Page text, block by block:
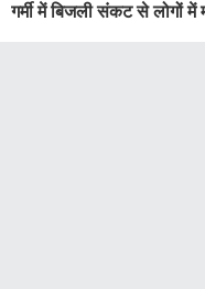
गर्मी में बिजली संकट से लोगों में